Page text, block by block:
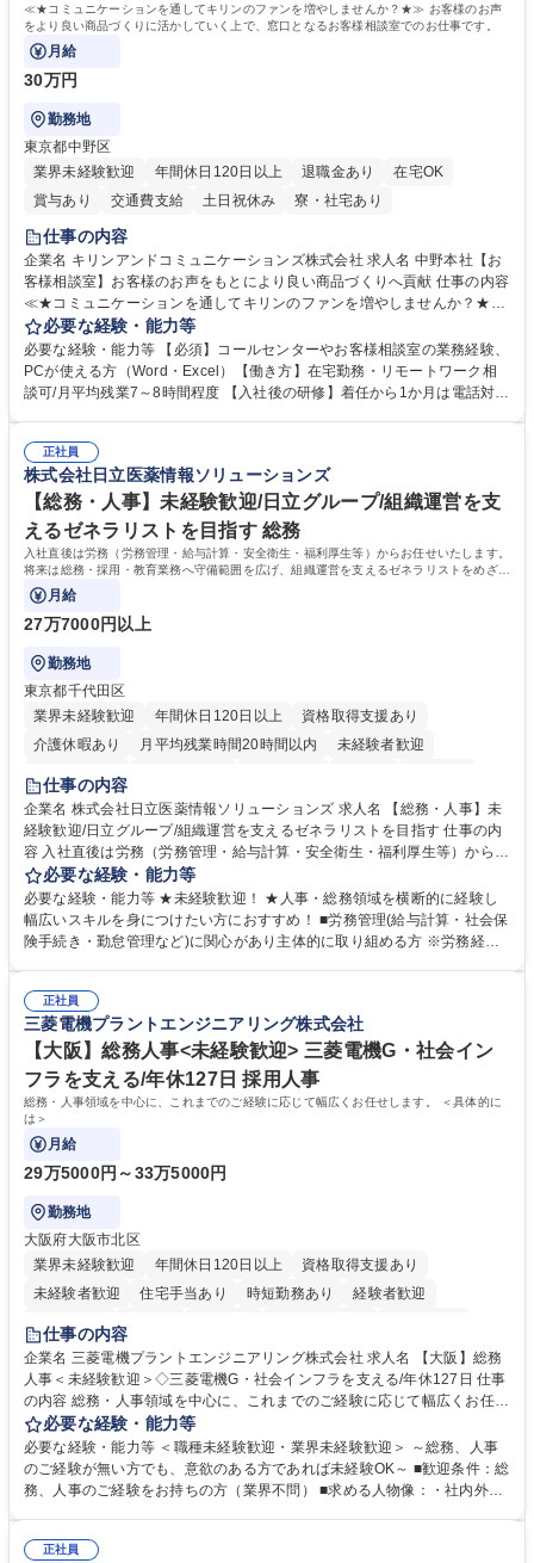
≪★コミュニケーションを通してキリンのファンを増やしませんか？★≫ お客様のお声
をより良い商品づくりに活かしていく上で、窓口となるお客様相談室でのお仕事です。
月給
30万円
勤務地
東京都中野区
業界未経験歓迎
年間休日120日以上 退職金あり
在宅OK
賞与あり
交通費支給 土日祝休み 寮・社宅あり
仕事の内容
企業名 キリンアンドコミュニケーションズ株式会社 求人名 中野本社【お
客様相談室】お客様のお声をもとにより良い商品づくりへ貢献 仕事の内容
≪★コミュニケーションを通してキリンのファンを増やしませんか？★≫
お客様のお声をより良い商品づくりに活かしていく上で、窓口となるお客
様相談室でのお仕事です。 日々お客様からいただくキリングループへのご
意見を、企業活動に活かしています。お客様からの声に迅速かつ誠意をも
って対応、情報提供するとともにグループ内活動に反映しています。 【具
平均100件前後■メール・手紙：同上40件前後 募集職種 中野本社【お客様
相談室】お客様のお声をもとにより良い商品づくりへ貢献
必要な経験・能力等
必要な経験・能力等 【必須】コールセンターやお客様相談室の業務経験、
PCが使える方（Word・Excel）【働き方】在宅勤務・リモートワーク相
談可/月平均残業7～8時間程度 【入社後の研修】着任から1か月は電話対応
すのでご安心ください。 【当社について】キリングループの広報機能を担
う会社として、お客様との出会いを大切にし、磨き上げたホスピタリティ
を込めてコミュニケーションをとりながら広報関連業務を行っておりま
す。 学歴・資格 学歴：大学院 大学 高専 短大 専修学校 高校 語学力： 資
格：
正社員
株式会社日立医薬情報ソリューションズ
【総務・人事】未経験歓迎/日立グループ/組織運営を支
えるゼネラリストを目指す 総務
入社直後は労務（労務管理・給与計算・安全衛生・福利厚生等）からお任せいたします。
将来は総務・採用・教育業務へ守備範囲を広げ、組織運営を支えるゼネラリストをめざせ
ます。
月給
27万7000円以上
勤務地
東京都千代田区
業界未経験歓迎
年間休日120日以上
資格取得支援あり
介護休暇あり
月平均残業時間20時間以内
未経験者歓迎
住宅手当あり
育休あり
完全週休2日制 交通費支給 土日祝休み 寮・社宅あり
仕事の内容
企業名 株式会社日立医薬情報ソリューションズ 求人名 【総務・人事】未
経験歓迎/日立グループ/組織運営を支えるゼネラリストを目指す 仕事の内
容 入社直後は労務（労務管理・給与計算・安全衛生・福利厚生等）からお
任せいたします。将来は総務・採用・教育業務へ守備範囲を広げ、組織運
営を支えるゼネラリストをめざせます。 ・初期業務：労働時間管理、給与
計算、社会保険対応、福利厚生管理、安全衛生、健康経営推進等をお任せ
します。ご経験に応じて、休職者管理など、幅広く経験を積んでいただき
幅広く経験を積みたい意欲がある方に最適な環境です。 募集職種 【総
務・人事】未経験歓迎/日立グループ/組織運営を支えるゼネラリストを目
指す
必要な経験・能力等
必要な経験・能力等 ★未経験歓迎！ ★人事・総務領域を横断的に経験し
幅広いスキルを身につけたい方におすすめ！ ■労務管理(給与計算・社会保
険手続き・勤怠管理など)に関心があり主体的に取り組める方 ※労務経験
のご経験 ■労務管理（給与計算・社会保険手続き・勤怠管理など）の経験
■衛生管理者の資格をお持ちの方 学歴・資格 学歴：大学院 大学 高専 短大
専修学校 高校 語学力： 資格：
正社員
三菱電機プラントエンジニアリング株式会社
【大阪】総務人事<未経験歓迎> 三菱電機G・社会イン
フラを支える/年休127日 採用人事
総務・人事領域を中心に、これまでのご経験に応じて幅広くお任せします。 ＜具体的に
は＞
月給
29万5000円～33万5000円
勤務地
大阪府大阪市北区
業界未経験歓迎
年間休日120日以上
資格取得支援あり
未経験者歓迎
住宅手当あり 時短勤務あり
経験者歓迎
退職金あり
駅近5分以内
土日祝休み 服装自由 寮・社宅あり 食事補助あり
仕事の内容
企業名 三菱電機プラントエンジニアリング株式会社 求人名 【大阪】総務
人事＜未経験歓迎＞◇三菱電機G・社会インフラを支える/年休127日 仕事
の内容 総務・人事領域を中心に、これまでのご経験に応じて幅広くお任せ
します。 ＜具体的には＞ ・総務/人事労務（給与・社保・勤怠管理など）
・採用・教育研修 ・福利厚生運用 など ※基本的には事務所勤務ですが、
採用や教育等の業務内容により、関西圏以外への日帰り・宿泊を伴う国内
出張もございます。 ※担当業務を持ちつつ、お互いに助け合いながら、総
必要な経験・能力等
必要な経験・能力等 ＜職種未経験歓迎・業界未経験歓迎＞ ～総務、人事
のご経験が無い方でも、意欲のある方であれば未経験OK～ ■歓迎条件：総
務、人事のご経験をお持ちの方（業界不問） ■求める人物像：・社内外の
正社員